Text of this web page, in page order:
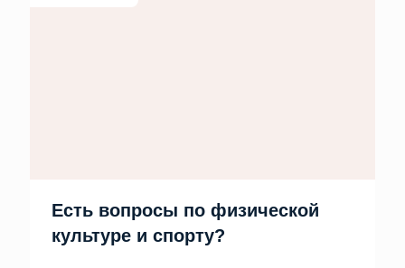
Есть вопросы по физической
культуре и спорту?